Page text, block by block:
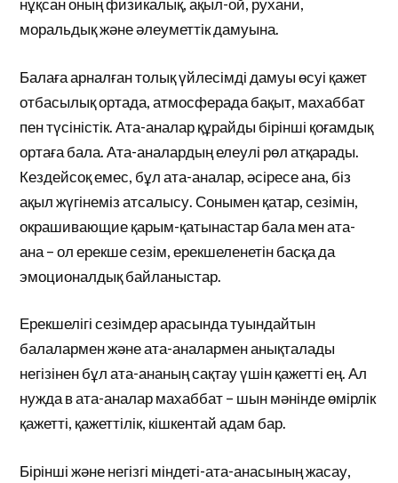
нұқсан оның физикалық, ақыл-ой, рухани,
моральдық және әлеуметтік дамуына.
Балаға арналған толық үйлесімді дамуы өсуі қажет
отбасылық ортада, атмосферада бақыт, махаббат
пен түсіністік. Ата-аналар құрайды бірінші қоғамдық
ортаға бала. Ата-аналардың елеулі рөл атқарады.
Кездейсоқ емес, бұл ата-аналар, әсіресе ана, біз
ақыл жүгінеміз атсалысу. Сонымен қатар, сезімін,
окрашивающие қарым-қатынастар бала мен ата-
ана – ол ерекше сезім, ерекшеленетін басқа да
эмоционалдық байланыстар.
Ерекшелігі сезімдер арасында туындайтын
балалармен және ата-аналармен анықталады
негізінен бұл ата-ананың сақтау үшін қажетті ең. Ал
нужда в ата-аналар махаббат – шын мәнінде өмірлік
қажетті, қажеттілік, кішкентай адам бар.
Бірінші және негізгі міндеті-ата-анасының жасау,